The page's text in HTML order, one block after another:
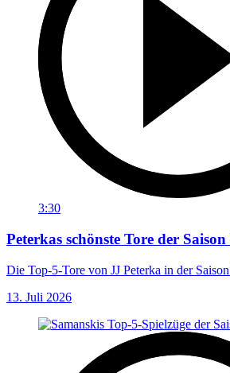
3:30
Peterkas schönste Tore der
Die Top-5-Tore von JJ Peterka in der
13. Juli 2026